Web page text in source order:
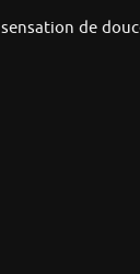
de